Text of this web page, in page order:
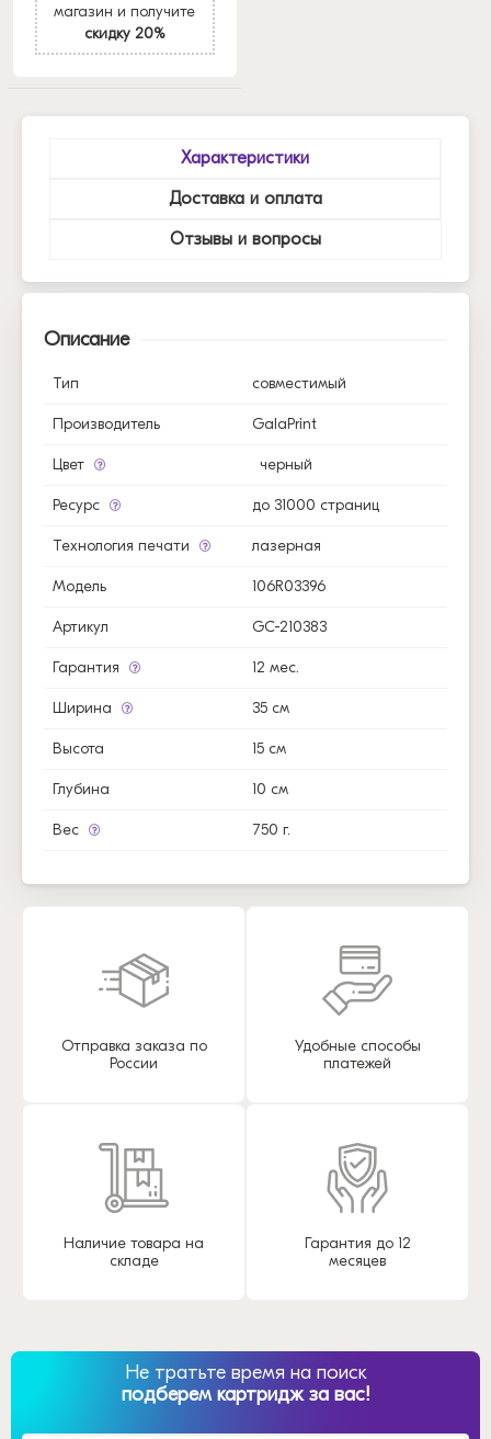
магазин и получите
скидку 20%
Характеристики
Доставка и оплата
Отзывы и вопросы
Описание
Тип совместимый
Производитель GalaPrint
Цвет черный
Ресурс до 31000 страниц
Технология печати лазерная
Модель 106R03396
Артикул GC-210383
Гарантия 12 мес.
Ширина 35 см
Высота 15 см
Глубина 10 см
Вес 750 г.
Отправка заказа по
России
Удобные способы
платежей
Наличие товара на
складе
Гарантия до 12
месяцев
Не тратьте время на поиск
подберем картридж за вас!